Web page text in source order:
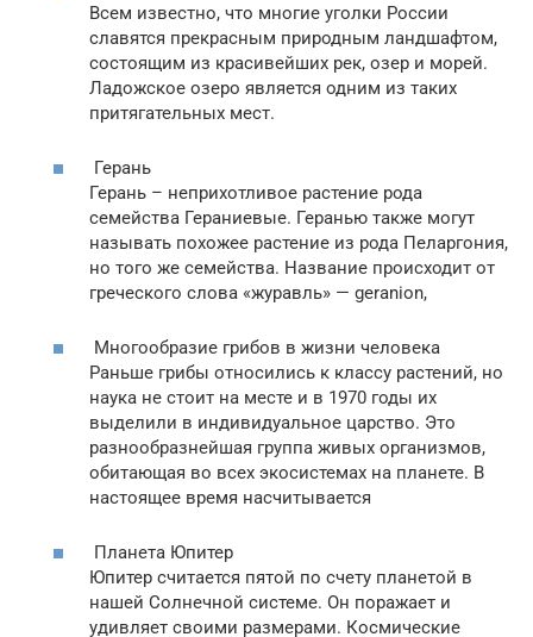
Всем известно, что многие уголки России
славятся прекрасным природным ландшафтом,
состоящим из красивейших рек, озер и морей.
Ладожское озеро является одним из таких
притягательных мест.
Герань
Герань – неприхотливое растение рода
семейства Гераниевые. Геранью также могут
называть похожее растение из рода Пеларгония,
но того же семейства. Название происходит от
греческого слова «журавль» — geranion,
Многообразие грибов в жизни человека
Раньше грибы относились к классу растений, но
наука не стоит на месте и в 1970 годы их
выделили в индивидуальное царство. Это
разнообразнейшая группа живых организмов,
обитающая во всех экосистемах на планете. В
настоящее время насчитывается
Планета Юпитер
Юпитер считается пятой по счету планетой в
нашей Солнечной системе. Он поражает и
удивляет своими размерами. Космические